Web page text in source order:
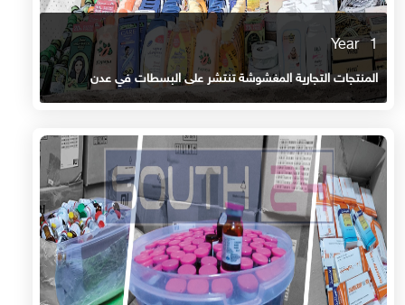
1 Year
المنتجات التجارية المغشوشة تنتشر على البسطات في عدن